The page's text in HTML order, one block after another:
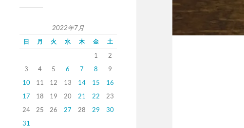
2022年7月
日 月 火 水 木 金 土
1
2
3
4 5 6 7 8
9
10
11 12 13 14 15
16
17
18 19 20 21 22
23
24
25 26 27 28 29
30
31